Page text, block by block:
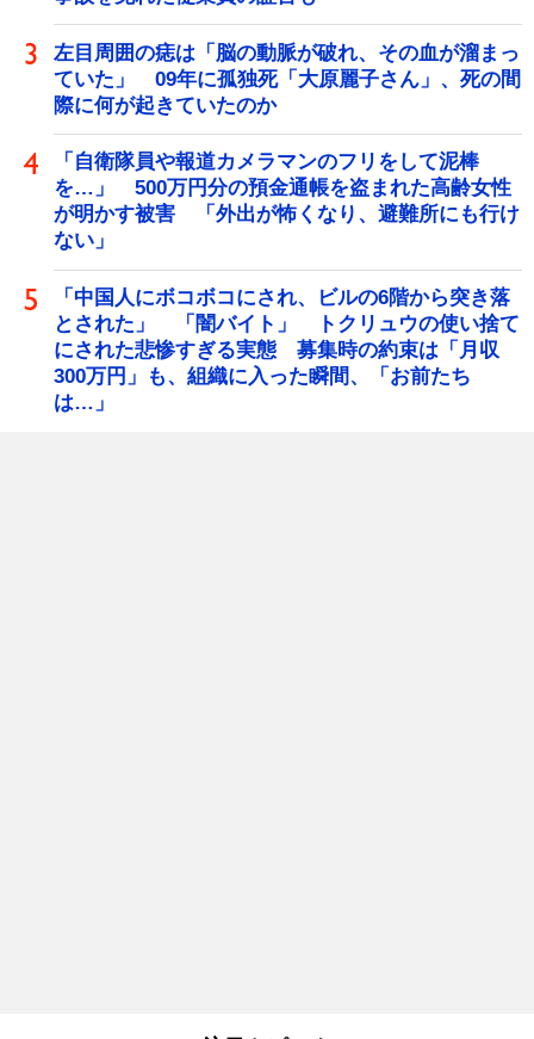
左目周囲の痣は「脳の動脈が破れ、その血が溜まっ
ていた」 09年に孤独死「大原麗子さん」、死の間
際に何が起きていたのか
「自衛隊員や報道カメラマンのフリをして泥棒
を…」 500万円分の預金通帳を盗まれた高齢女性
が明かす被害 「外出が怖くなり、避難所にも行け
ない」
「中国人にボコボコにされ、ビルの6階から突き落
とされた」 「闇バイト」 トクリュウの使い捨て
にされた悲惨すぎる実態 募集時の約束は「月収
300万円」も、組織に入った瞬間、「お前たち
は…」